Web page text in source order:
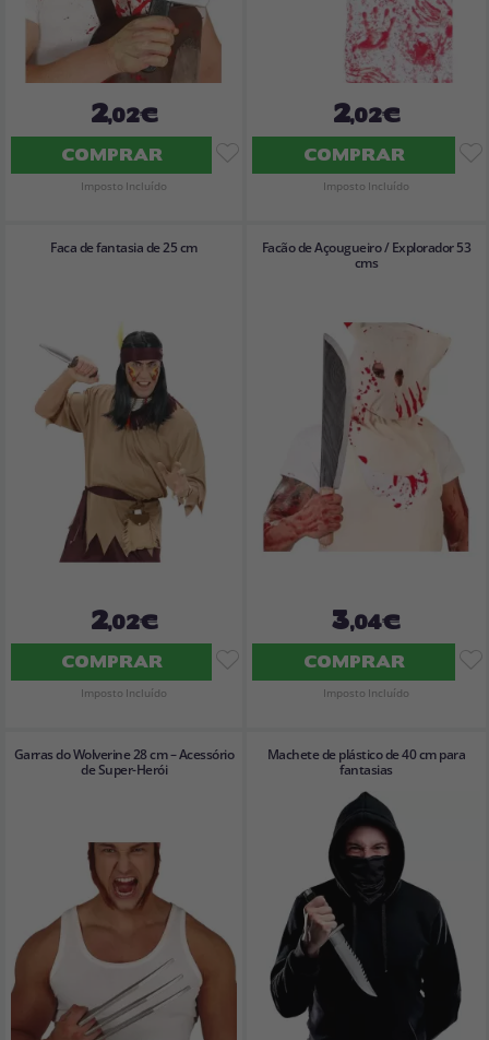
2,02€
COMPRAR
Imposto Incluído
2,02€
COMPRAR
Imposto Incluído
Faca de fantasia de 25 cm
2,02€
COMPRAR
Imposto Incluído
Facão de Açougueiro / Explorador 53
cms
3,04€
COMPRAR
Imposto Incluído
Garras do Wolverine 28 cm – Acessório
de Super-Herói
Machete de plástico de 40 cm para
fantasias